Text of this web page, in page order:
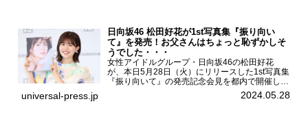
日向坂46 松田好花が1st写真集『振り向い
て』を発売！お父さんはちょっと恥ずかしそ
うでした・・・
女性アイドルグループ・日向坂46の松田好花
が、本日5月28日（火）にリリースした1st写真集
『振り向いて』の発売記念会見を都内で開催し
た。日向坂46 松田好花1st写真集『振り向いて』
発売記念会見写真集では日向坂46の松田好花を
universal-press.jp 2024.05.28